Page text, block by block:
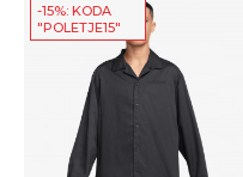
-15%: KODA
"POLETJE15"